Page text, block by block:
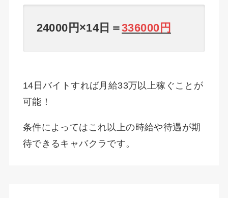
24000円×14日＝336000円
14日バイトすれば月給33万以上稼ぐことが
可能！
条件によってはこれ以上の時給や待遇が期
待できるキャバクラです。